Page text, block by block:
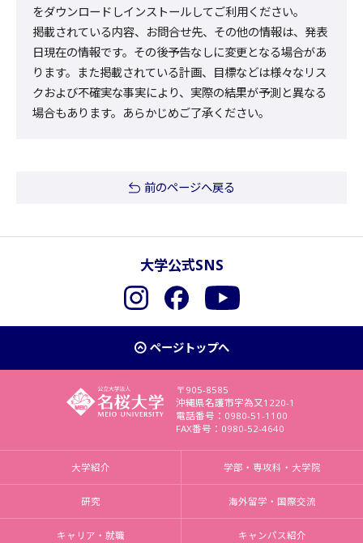
をダウンロードしインストールしてご利用ください。
掲載されている内容、お問合せ先、その他の情報は、発表
日現在の情報です。その後予告なしに変更となる場合があ
ります。また掲載されている計画、目標などは様々なリス
クおよび不確実な事実により、実際の結果が予測と異なる
場合もあります。あらかじめご了承ください。
前のページへ戻る
大学公式SNS
InstagramFacebookYouTube
ページトップへ
〒905-8585
沖縄県名護市字為又1220-1
電話番号：0980-51-1100
FAX番号：0980-52-4640
大学紹介 学部・専攻科・大学院
研究 海外留学・国際交流
キャリア・就職 キャンパス紹介